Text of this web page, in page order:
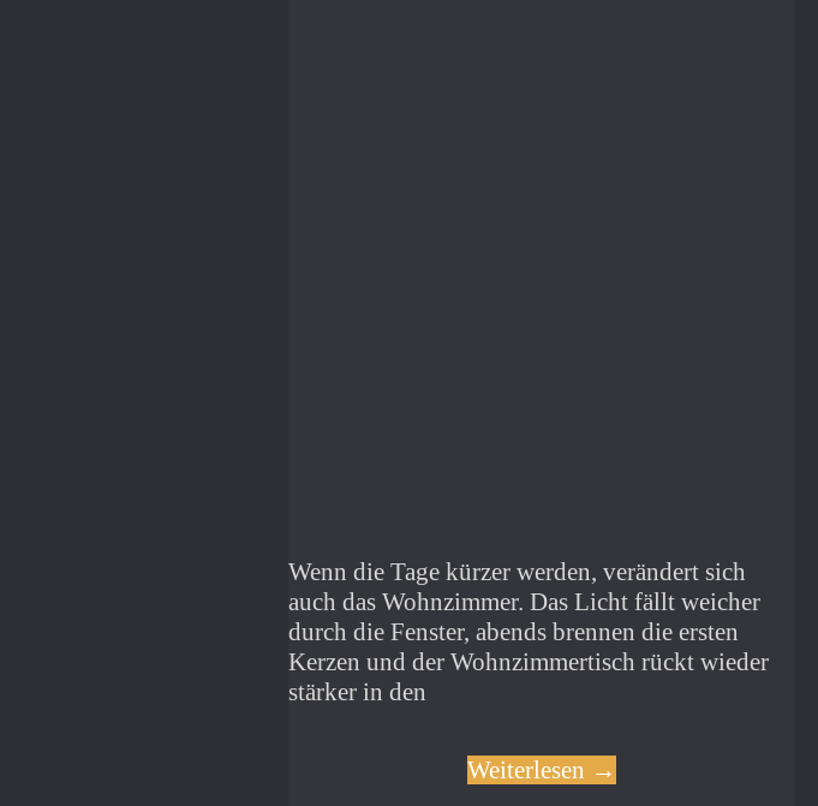
Wenn die Tage kürzer werden, verändert sich
auch das Wohnzimmer. Das Licht fällt weicher
durch die Fenster, abends brennen die ersten
Kerzen und der Wohnzimmertisch rückt wieder
stärker in den
Weiterlesen →